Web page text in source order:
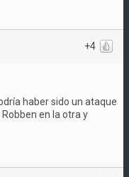
+4
haber sido un ataque
en la otra y